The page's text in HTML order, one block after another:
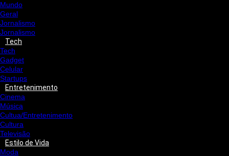
Mundo
Geral
Jornalismo
Jornalismo
Tech
Tech
Gadget
Celular
Startups
Entretenimento
Cinema
Música
Cultua/Entretenimento
Cultura
Televisão
Estilo de Vida
Moda